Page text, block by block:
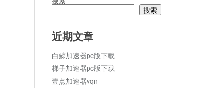
搜索
近期文章
白鲸加速器pc版下载
梯子加速器pc版下载
壹点加速器vqn